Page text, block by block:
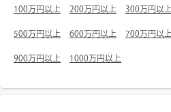
100万円以上 200万円以上 300万円以上
500万円以上 600万円以上 700万円以上
900万円以上 1000万円以上